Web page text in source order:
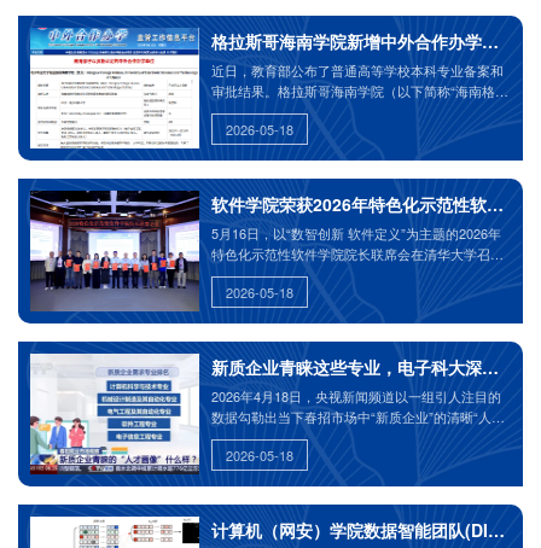
究院王曾晖、朱健凯、徐博，深圳大学余快。论文
的第一作者包括基础与前沿研究院博士生巫佳琦和
王璐明。电子科技大学基础与前沿研究院为第一完
成单位。该研究得到了国家重点研发计划、国家杰
出青年科学基金、国家自然科学基金原创探索计划
等项目的支持。
格拉斯哥海南学院新增中外合作办学软件工
近日，教育部公布了普通高等学校本科专业备案和
审批结果。格拉斯哥海南学院（以下简称“海南格
院”）申报增设的“软件工程（080902H）”本科专业
成功获批。自此，格拉斯哥海南学院已开设电子信
息工程、通信工程、微电子科学与工程和软件工程
2026-05-18
软件学院荣获2026年特色化示范性软件学
5月16日，以“数智创新 软件定义”为主题的2026年
特色化示范性软件学院院长联席会在清华大学召
开。该会议由教育部高等教育司指导，示范性软件
学院联盟主办，旨在搭建成果展示、学术交流与共
享合作的平台，共同研讨中国特色化软件人才培养
2026-05-18
新质企业青睐这些专业，电子科大深耕布局
2026年4月18日，央视新闻频道以一组引人注目的
数据勾勒出当下春招市场中“新质企业”的清晰“人才
画像”：计算机科学与技术、机械设计制造及其自动
化、电气工程及其自动化、软件工程、电子信息工
程成为企业需求排名前五的专业。
2026-05-18
计算机（网安）学院数据智能团队(DIG)在